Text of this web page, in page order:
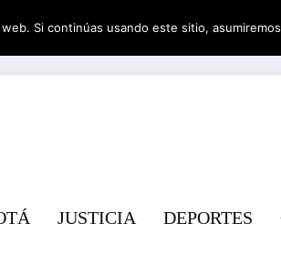
JUSTICIA DEPORTES
Si continúas usando este sitio,